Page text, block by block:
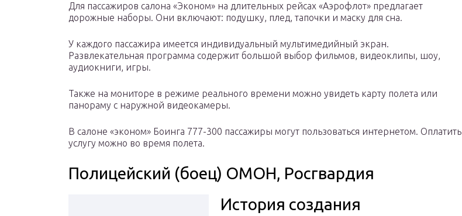
Для пассажиров салона «Эконом» на длительных рейсах «Аэрофлот» предлагает
дорожные наборы. Они включают: подушку, плед, тапочки и маску для сна.
У каждого пассажира имеется индивидуальный мультимедийный экран.
Развлекательная программа содержит большой выбор фильмов, видеоклипы, шоу,
аудиокниги, игры.
Также на мониторе в режиме реального времени можно увидеть карту полета или
панораму с наружной видеокамеры.
В салоне «эконом» Боинга 777-300 пассажиры могут пользоваться интернетом. Оплатить
услугу можно во время полета.
Полицейский (боец) ОМОН, Росгвардия
История создания